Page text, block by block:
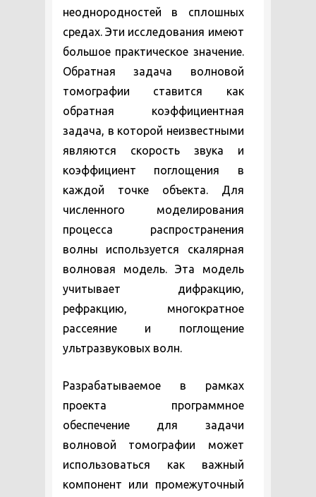
неоднородностей в сплошных
средах. Эти исследования имеют
большое практическое значение.
Обратная задача волновой
томографии ставится как
обратная коэффициентная
задача, в которой неизвестными
являются скорость звука и
коэффициент поглощения в
каждой точке объекта. Для
численного моделирования
процесса распространения
волны используется скалярная
волновая модель. Эта модель
учитывает дифракцию,
рефракцию, многократное
рассеяние и поглощение
ультразвуковых волн.
Разрабатываемое в рамках
проекта программное
обеспечение для задачи
волновой томографии может
использоваться как важный
компонент или промежуточный